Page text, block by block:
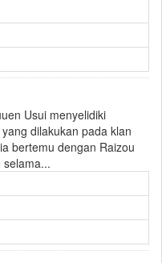
Usui menyelidiki
dilakukan pada klan
bertemu dengan Raizou